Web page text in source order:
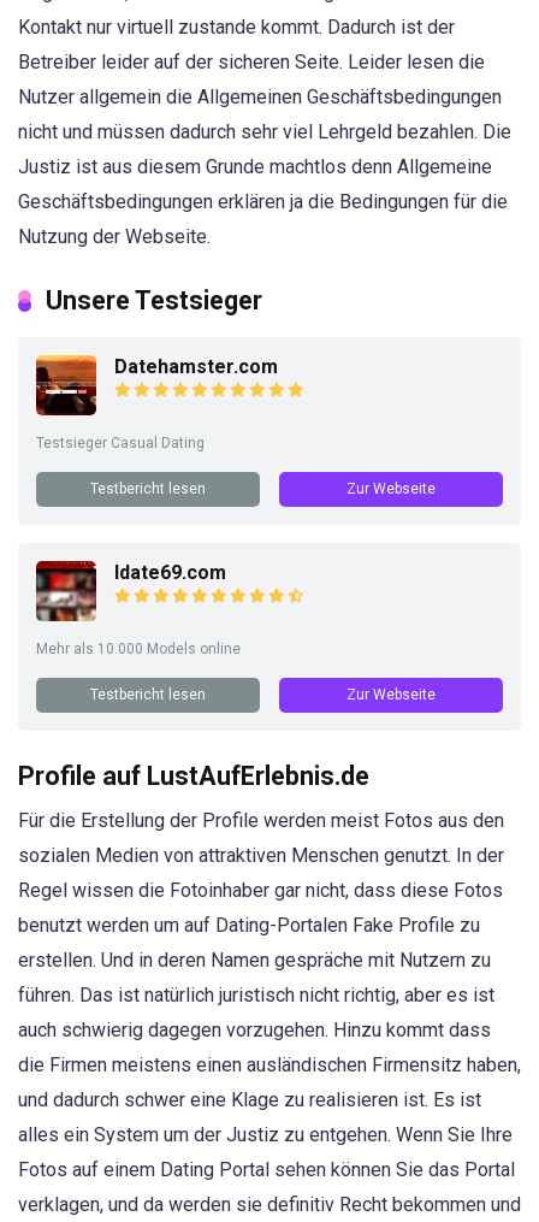
Kontakt nur virtuell zustande kommt. Dadurch ist der
Betreiber leider auf der sicheren Seite. Leider lesen die
Nutzer allgemein die Allgemeinen Geschäftsbedingungen
nicht und müssen dadurch sehr viel Lehrgeld bezahlen. Die
Justiz ist aus diesem Grunde machtlos denn Allgemeine
Geschäftsbedingungen erklären ja die Bedingungen für die
Nutzung der Webseite.
Unsere Testsieger
Datehamster.com
Testsieger Casual Dating
Testbericht lesen Zur Webseite
Idate69.com
Mehr als 10.000 Models online
Testbericht lesen Zur Webseite
Profile auf LustAufErlebnis.de
Für die Erstellung der Profile werden meist Fotos aus den
sozialen Medien von attraktiven Menschen genutzt. In der
Regel wissen die Fotoinhaber gar nicht, dass diese Fotos
benutzt werden um auf Dating-Portalen Fake Profile zu
erstellen. Und in deren Namen gespräche mit Nutzern zu
führen. Das ist natürlich juristisch nicht richtig, aber es ist
auch schwierig dagegen vorzugehen. Hinzu kommt dass
die Firmen meistens einen ausländischen Firmensitz haben,
und dadurch schwer eine Klage zu realisieren ist. Es ist
alles ein System um der Justiz zu entgehen. Wenn Sie Ihre
Fotos auf einem Dating Portal sehen können Sie das Portal
verklagen, und da werden sie definitiv Recht bekommen und